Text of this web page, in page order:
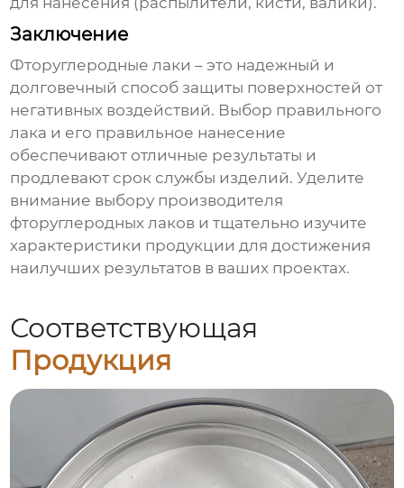
Заключение
Фторуглеродные лаки – это надежный и
долговечный способ защиты поверхностей от
негативных воздействий. Выбор правильного
лака и его правильное нанесение
обеспечивают отличные результаты и
продлевают срок службы изделий. Уделите
внимание выбору производителя
фторуглеродных лаков и тщательно изучите
характеристики продукции для достижения
наилучших результатов в ваших проектах.
Соответствующая
Продукция